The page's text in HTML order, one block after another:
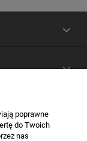
poprawne
do Twoich
nas